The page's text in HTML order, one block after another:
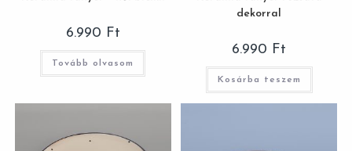
6.990 Ft
Tovább olvasom
dekorral
6.990 Ft
Kosárba teszem